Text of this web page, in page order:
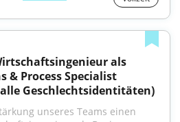
als
& Process Specialist
Geschlechtsidentitäten)